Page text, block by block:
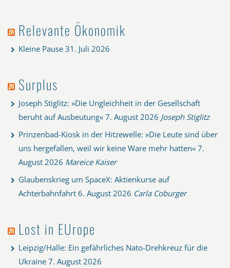
Relevante Ökonomik
Kleine Pause 31. Juli 2026
Surplus
Joseph Stiglitz: »Die Ungleichheit in der Gesellschaft
beruht auf Ausbeutung« 7. August 2026 Joseph Stiglitz
Prinzenbad-Kiosk in der Hitzewelle: »Die Leute sind über
uns hergefallen, weil wir keine Ware mehr hatten« 7.
August 2026 Mareice Kaiser
Glaubenskrieg um SpaceX: Aktienkurse auf
Achterbahnfahrt 6. August 2026 Carla Coburger
Lost in EUrope
Leipzig/Halle: Ein gefährliches Nato-Drehkreuz für die
Ukraine 7. August 2026